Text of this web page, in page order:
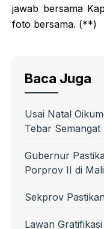
jawab bersama
foto bersama. (**)
Baca Juga
Usai Natal
Tebar Semangat
Gubernur
Porprov II di
Sekprov
Lawan